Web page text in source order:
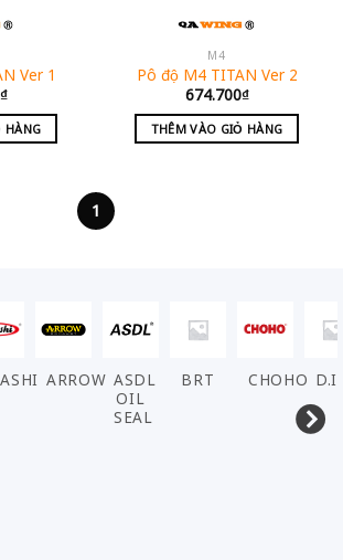
Ver 1
₫
HÀNG
M4
Pô độ M4 TITAN Ver 2
674.700₫
THÊM VÀO GIỎ HÀNG
1
ARROW ASDL
OIL
SEAL
BRT CHOHO